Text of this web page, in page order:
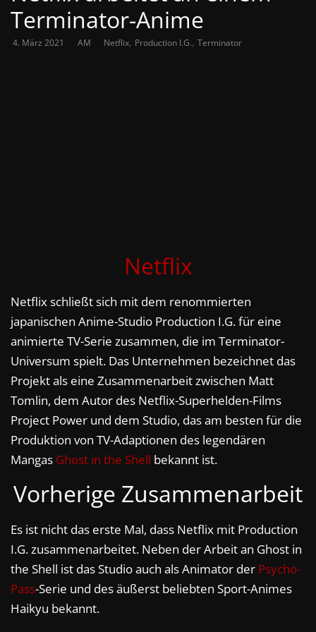
Terminator-Anime
4. März 2021 AM Netflix, Production I.G., Terminator
Netflix
Netflix schließt sich mit dem renommierten
japanischen Anime-Studio Production I.G. für eine
animierte TV-Serie zusammen, die im Terminator-
Universum spielt. Das Unternehmen bezeichnet das
Projekt als eine Zusammenarbeit zwischen Matt
Tomlin, dem Autor des Netflix-Superhelden-Films
Project Power und dem Studio, das am besten für die
Produktion von TV-Adaptionen des legendären
Mangas Ghost in the Shell bekannt ist.
Vorherige Zusammenarbeit
Es ist nicht das erste Mal, dass Netflix mit Production
I.G. zusammenarbeitet. Neben der Arbeit an Ghost in
the Shell ist das Studio auch als Animator der Psycho-
Pass-Serie und des äußerst beliebten Sport-Animes
Haikyu bekannt.